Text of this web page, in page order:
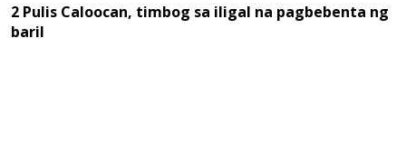
2 Pulis Caloocan, timbog sa iligal na pagbebenta ng
baril